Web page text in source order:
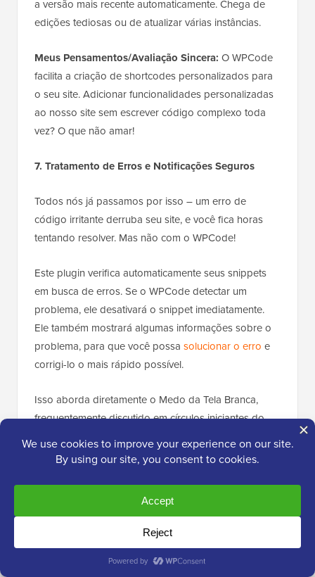
a versão mais recente automaticamente. Chega de
edições tediosas ou de atualizar várias instâncias.
Meus Pensamentos/Avaliação Sincera: O WPCode
facilita a criação de shortcodes personalizados para
o seu site. Adicionar funcionalidades personalizadas
ao nosso site sem escrever código complexo toda
vez? O que não amar!
7. Tratamento de Erros e Notificações Seguros
Todos nós já passamos por isso – um erro de
código irritante derruba seu site, e você fica horas
tentando resolver. Mas não com o WPCode!
Este plugin verifica automaticamente seus snippets
em busca de erros. Se o WPCode detectar um
problema, ele desativará o snippet imediatamente.
Ele também mostrará algumas informações sobre o
problema, para que você possa solucionar o erro e
corrigi-lo o mais rápido possível.
Isso aborda diretamente o Medo da Tela Branca,
frequentemente discutido em círculos iniciantes do
WordPress.